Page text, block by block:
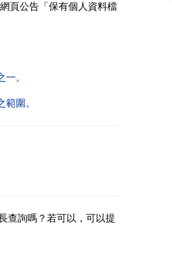
頁公告「保有個人資料檔
。
圍。
查詢嗎？若可以，可以提